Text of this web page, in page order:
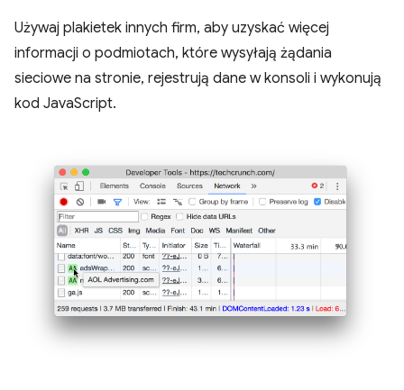
Używaj plakietek innych firm, aby uzyskać więcej
informacji o podmiotach, które wysyłają żądania
sieciowe na stronie, rejestrują dane w konsoli i wykonują
kod JavaScript.